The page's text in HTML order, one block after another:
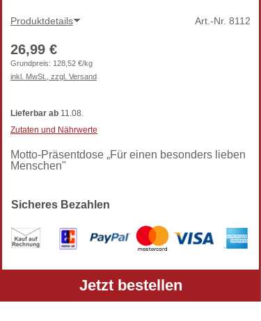
Jetzt bestellen
Produktdetails Art.-Nr. 8112
26,99 €
Grundpreis: 128,52 €/kg
inkl. MwSt., zzgl. Versand
Lieferbar ab 11.08.
Zutaten und Nährwerte
Motto-Präsentdose „Für einen besonders lieben
Menschen"
Sicheres Bezahlen
Alle Preise verstehen sich inkl. gesetzlicher MwSt.
und zzgl. Versandkosten.